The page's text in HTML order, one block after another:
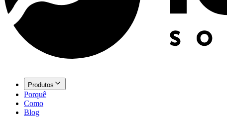
Produtos
Porquê
Como
Blog